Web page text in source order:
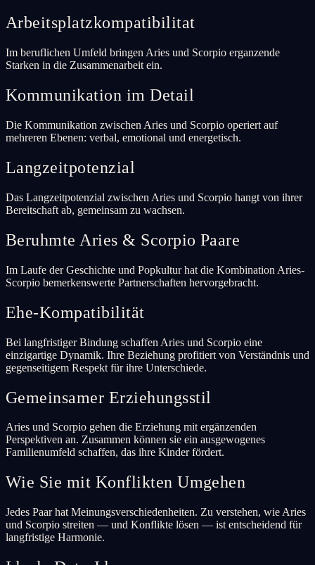
Arbeitsplatzkompatibilitat
Im beruflichen Umfeld bringen Aries und Scorpio erganzende
Starken in die Zusammenarbeit ein.
Kommunikation im Detail
Die Kommunikation zwischen Aries und Scorpio operiert auf
mehreren Ebenen: verbal, emotional und energetisch.
Langzeitpotenzial
Das Langzeitpotenzial zwischen Aries und Scorpio hangt von ihrer
Bereitschaft ab, gemeinsam zu wachsen.
Beruhmte Aries & Scorpio Paare
Im Laufe der Geschichte und Popkultur hat die Kombination Aries-
Scorpio bemerkenswerte Partnerschaften hervorgebracht.
Ehe-Kompatibilität
Bei langfristiger Bindung schaffen Aries und Scorpio eine
einzigartige Dynamik. Ihre Beziehung profitiert von Verständnis und
gegenseitigem Respekt für ihre Unterschiede.
Gemeinsamer Erziehungsstil
Aries und Scorpio gehen die Erziehung mit ergänzenden
Perspektiven an. Zusammen können sie ein ausgewogenes
Familienumfeld schaffen, das ihre Kinder fördert.
Wie Sie mit Konflikten Umgehen
Jedes Paar hat Meinungsverschiedenheiten. Zu verstehen, wie Aries
und Scorpio streiten — und Konflikte lösen — ist entscheidend für
langfristige Harmonie.